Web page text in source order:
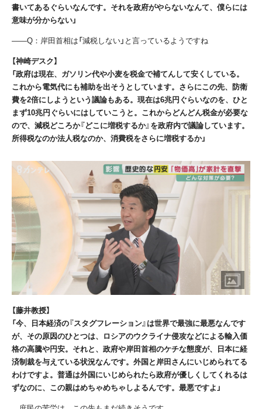
書いてあるぐらいなんです。それを政府がやらないなんて、僕らには
意味が分からない」
――Q ：岸田首相は「減税しない」と言っているようですね
【神崎デスク】
「政府は現在、ガソリン代や小麦を税金で補てんして安くしている。
これから電気代にも補助を出そうとしています。さらにこの先、防衛
費を2倍にしようという議論もある。現在は6兆円ぐらいなのを、ひと
まず10兆円ぐらいにはしていこうと。これからどんどん税金が必要な
ので、減税どころか『どこに増税するか』を政府内で議論しています。
所得税なのか法人税なのか、消費税をさらに増税するか」
【藤井教授】
「今、日本経済の『スタグフレーション』は世界で最強に最悪なんです
が、その原因のひとつは、ロシアのウクライナ侵攻などによる輸入価
格の高騰や円安。それと、政府や岸田首相のケチな態度が、日本に経
済制裁を与えている状況なんです。外国と岸田さんにいじめられてる
わけですよ。普通は外国にいじめられたら政府が優しくしてくれるは
ずなのに、この親はめちゃめちゃしよるんです。最悪ですよ」